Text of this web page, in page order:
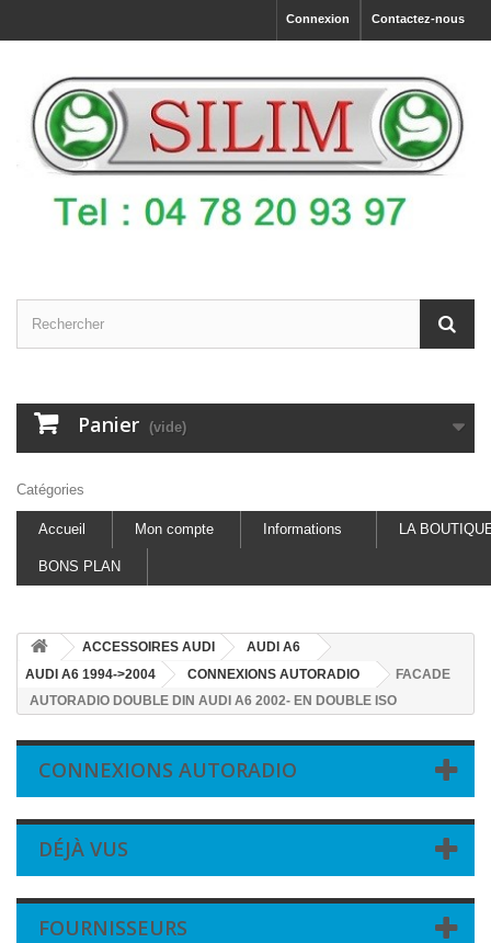
Contactez-nous
Connexion
Panier (vide)
Catégories
Accueil Mon compte Informations LA
BONS PLAN
ACCESSOIRES AUDI
AUDI A6
AUDI A6 1994->2004
CONNEXIONS AUTORADIO
FACADE
AUTORADIO DOUBLE DIN AUDI A6 2002- EN DOUBLE ISO
CONNEXIONS AUTORADIO
DÉJÀ VUS
FOURNISSEURS